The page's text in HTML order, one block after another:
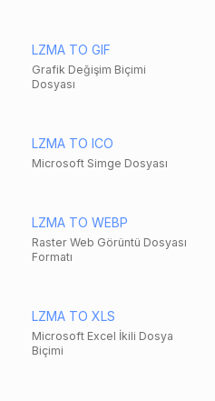
LZMA TO GIF
Grafik Değişim Biçimi
Dosyası
LZMA TO ICO
Microsoft Simge Dosyası
LZMA TO WEBP
Raster Web Görüntü Dosyası
Formatı
LZMA TO XLS
Microsoft Excel İkili Dosya
Biçimi